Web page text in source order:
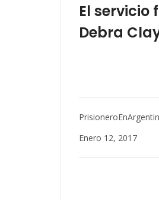
El servicio
Debra
Enero 12, 2017